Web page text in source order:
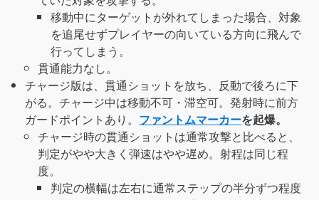
移動中にターゲットが外れてしまった場合、対象
を追尾せずプレイヤーの向いている方向に飛んで
行ってしまう。
貫通能力なし。
チャージ版は、貫通ショットを放ち、反動で後ろに下
がる。チャージ中は移動不可・滞空可。発射時に前方
ガードポイントあり。 ファントムマーカーを起爆。
チャージ時の貫通ショットは通常攻撃と比べると、
判定がやや大きく弾速はやや遅め。射程は同じ程
度。
判定の横幅は左右に通常ステップの半分ずつ程度